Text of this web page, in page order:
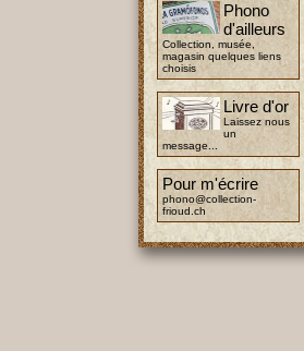
Phono
d'ailleurs
Collection, musée,
magasin quelques liens
choisis
Livre d'or
Laissez nous
un
message...
Pour m'écrire
phono@collection-
frioud.ch